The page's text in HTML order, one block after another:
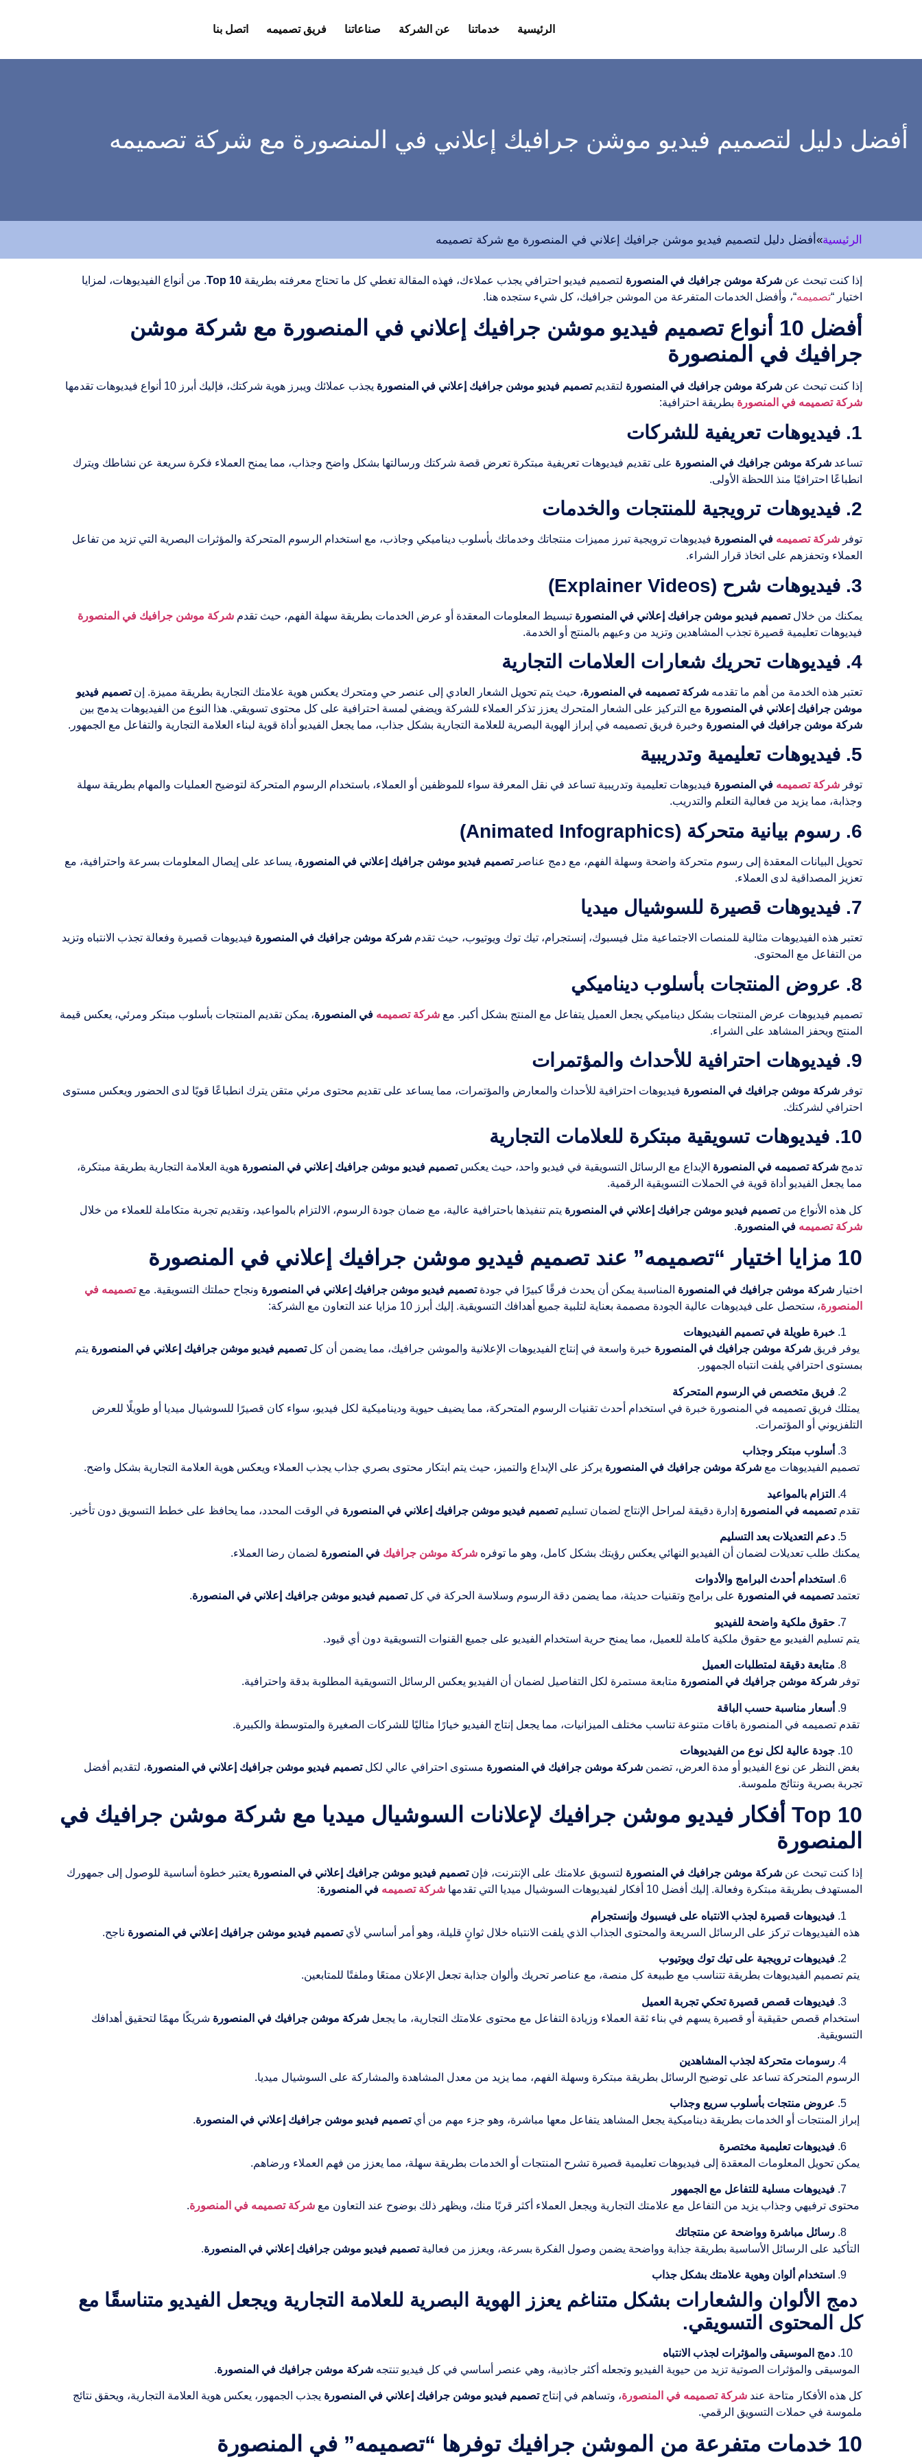
الرئيسية خدماتنا عن الشركة صناعاتنا فريق تصميمه اتصل بنا
أفضل دليل لتصميم فيديو موشن جرافيك إعلاني في المنصورة مع شركة تصميمه
الرئيسية» أفضل دليل لتصميم فيديو موشن جرافيك إعلاني في المنصورة مع شركة تصميمه
إذا كنت تبحث عن شركة موشن جرافيك في المنصورة لتصميم فيديو احترافي يجذب عملاءك، فهذه المقالة تغطي كل ما تحتاج معرفته بطريقة Top 10. من أنواع الفيديوهات، لمزايا
اختيار “تصميمه“، وأفضل الخدمات المتفرعة من الموشن جرافيك، كل شيء ستجده هنا.
أفضل 10 أنواع تصميم فيديو موشن جرافيك إعلاني في المنصورة مع شركة موشن
جرافيك في المنصورة
إذا كنت تبحث عن شركة موشن جرافيك في المنصورة لتقديمتصميم فيديو موشن جرافيك إعلاني في المنصورة يجذب عملائك ويبرز هوية شركتك، فإليك أبرز 10 أنواع فيديوهات تقدمها
شركة تصميمه في المنصورة بطريقة احترافية:
1. فيديوهات تعريفية للشركات
تساعد شركة موشن جرافيك في المنصورة على تقديم فيديوهات تعريفية مبتكرة تعرض قصة شركتك ورسالتها بشكل واضح وجذاب، مما يمنح العملاء فكرة سريعة عن نشاطك ويترك
انطباعًا احترافيًا منذ اللحظة الأولى.
2. فيديوهات ترويجية للمنتجات والخدمات
توفر شركة تصميمه في المنصورة فيديوهات ترويجية تبرز مميزات منتجاتك وخدماتك بأسلوب ديناميكي وجاذب، مع استخدام الرسوم المتحركة والمؤثرات البصرية التي تزيد من تفاعل
العملاء وتحفزهم على اتخاذ قرار الشراء.
3. فيديوهات شرح (Explainer Videos)
يمكنك من خلالتصميم فيديو موشن جرافيك إعلاني في المنصورة تبسيط المعلومات المعقدة أو عرض الخدمات بطريقة سهلة الفهم، حيث تقدم شركة موشن جرافيك في المنصورة
فيديوهات تعليمية قصيرة تجذب المشاهدين وتزيد من وعيهم بالمنتج أو الخدمة.
4. فيديوهات تحريك شعارات العلامات التجارية
تعتبر هذه الخدمة من أهم ما تقدمه شركة تصميمه في المنصورة، حيث يتم تحويل الشعار العادي إلى عنصر حي ومتحرك يعكس هوية علامتك التجارية بطريقة مميزة. إنتصميم فيديو
موشن جرافيك إعلاني في المنصورة مع التركيز على الشعار المتحرك يعزز تذكر العملاء للشركة ويضفي لمسة احترافية على كل محتوى تسويقي. هذا النوع من الفيديوهات يدمج بين
شركة موشن جرافيك في المنصورة وخبرة فريق تصميمه في إبراز الهوية البصرية للعلامة التجارية بشكل جذاب، مما يجعل الفيديو أداة قوية لبناء العلامة التجارية والتفاعل مع الجمهور.
5. فيديوهات تعليمية وتدريبية
توفر شركة تصميمه في المنصورة فيديوهات تعليمية وتدريبية تساعد في نقل المعرفة سواء للموظفين أو العملاء، باستخدام الرسوم المتحركة لتوضيح العمليات والمهام بطريقة سهلة
وجذابة، مما يزيد من فعالية التعلم والتدريب.
6. رسوم بيانية متحركة (Animated Infographics)
تحويل البيانات المعقدة إلى رسوم متحركة واضحة وسهلة الفهم، مع دمج عناصرتصميم فيديو موشن جرافيك إعلاني في المنصورة، يساعد على إيصال المعلومات بسرعة واحترافية، مع
تعزيز المصداقية لدى العملاء.
7. فيديوهات قصيرة للسوشيال ميديا
تعتبر هذه الفيديوهات مثالية للمنصات الاجتماعية مثل فيسبوك، إنستجرام، تيك توك ويوتيوب، حيث تقدم شركة موشن جرافيك في المنصورة فيديوهات قصيرة وفعالة تجذب الانتباه وتزيد
من التفاعل مع المحتوى.
8. عروض المنتجات بأسلوب ديناميكي
تصميم فيديوهات عرض المنتجات بشكل ديناميكي يجعل العميل يتفاعل مع المنتج بشكل أكبر. مع شركة تصميمه في المنصورة، يمكن تقديم المنتجات بأسلوب مبتكر ومرئي، يعكس قيمة
المنتج ويحفز المشاهد على الشراء.
9. فيديوهات احترافية للأحداث والمؤتمرات
توفر شركة موشن جرافيك في المنصورة فيديوهات احترافية للأحداث والمعارض والمؤتمرات، مما يساعد على تقديم محتوى مرئي متقن يترك انطباعًا قويًا لدى الحضور ويعكس مستوى
احترافي لشركتك.
10. فيديوهات تسويقية مبتكرة للعلامات التجارية
تدمج شركة تصميمه في المنصورة الإبداع مع الرسائل التسويقية في فيديو واحد، حيث يعكستصميم فيديو موشن جرافيك إعلاني في المنصورة هوية العلامة التجارية بطريقة مبتكرة،
مما يجعل الفيديو أداة قوية في الحملات التسويقية الرقمية.
كل هذه الأنواع منتصميم فيديو موشن جرافيك إعلاني في المنصورة يتم تنفيذها باحترافية عالية، مع ضمان جودة الرسوم، الالتزام بالمواعيد، وتقديم تجربة متكاملة للعملاء من خلال
شركة تصميمه في المنصورة.
10 مزايا اختيار “تصميمه” عند تصميم فيديو موشن جرافيك إعلاني في المنصورة
اختيار شركة موشن جرافيك في المنصورة المناسبة يمكن أن يحدث فرقًا كبيرًا في جودةتصميم فيديو موشن جرافيك إعلاني في المنصورة ونجاح حملتك التسويقية. معتصميمه في
المنصورة، ستحصل على فيديوهات عالية الجودة مصممة بعناية لتلبية جميع أهدافك التسويقية. إليك أبرز 10 مزايا عند التعاون مع الشركة:
خبرة طويلة في تصميم الفيديوهات
يوفر فريق شركة موشن جرافيك في المنصورة خبرة واسعة في إنتاج الفيديوهات الإعلانية والموشن جرافيك، مما يضمن أن كلتصميم فيديو موشن جرافيك إعلاني في المنصورة يتم
بمستوى احترافي يلفت انتباه الجمهور.
فريق متخصص في الرسوم المتحركة
يمتلك فريق تصميمه في المنصورة خبرة في استخدام أحدث تقنيات الرسوم المتحركة، مما يضيف حيوية وديناميكية لكل فيديو، سواء كان قصيرًا للسوشيال ميديا أو طويلًا للعرض
التلفزيوني أو المؤتمرات.
أسلوب مبتكر وجذاب
تصميم الفيديوهات مع شركة موشن جرافيك في المنصورة يركز على الإبداع والتميز، حيث يتم ابتكار محتوى بصري جذاب يجذب العملاء ويعكس هوية العلامة التجارية بشكل واضح.
التزام بالمواعيد
تقدمتصميمه في المنصورة إدارة دقيقة لمراحل الإنتاج لضمان تسليمتصميم فيديو موشن جرافيك إعلاني في المنصورة في الوقت المحدد، مما يحافظ على خطط التسويق دون تأخير.
دعم التعديلات بعد التسليم
يمكنك طلب تعديلات لضمان أن الفيديو النهائي يعكس رؤيتك بشكل كامل، وهو ما توفره شركة موشن جرافيك في المنصورة لضمان رضا العملاء.
استخدام أحدث البرامج والأدوات
تعتمدتصميمه في المنصورة على برامج وتقنيات حديثة، مما يضمن دقة الرسوم وسلاسة الحركة في كلتصميم فيديو موشن جرافيك إعلاني في المنصورة.
حقوق ملكية واضحة للفيديو
يتم تسليم الفيديو مع حقوق ملكية كاملة للعميل، مما يمنح حرية استخدام الفيديو على جميع القنوات التسويقية دون أي قيود.
متابعة دقيقة لمتطلبات العميل
توفر شركة موشن جرافيك في المنصورة متابعة مستمرة لكل التفاصيل لضمان أن الفيديو يعكس الرسائل التسويقية المطلوبة بدقة واحترافية.
أسعار مناسبة حسب الباقة
تقدم تصميمه في المنصورة باقات متنوعة تناسب مختلف الميزانيات، مما يجعل إنتاج الفيديو خيارًا مثاليًا للشركات الصغيرة والمتوسطة والكبيرة.
جودة عالية لكل نوع من الفيديوهات
بغض النظر عن نوع الفيديو أو مدة العرض، تضمن شركة موشن جرافيك في المنصورة مستوى احترافي عالي لكلتصميم فيديو موشن جرافيك إعلاني في المنصورة، لتقديم أفضل
تجربة بصرية ونتائج ملموسة.
Top 10 أفكار فيديو موشن جرافيك لإعلانات السوشيال ميديا مع شركة موشن جرافيك في
المنصورة
إذا كنت تبحث عن شركة موشن جرافيك في المنصورة لتسويق علامتك على الإنترنت، فإنتصميم فيديو موشن جرافيك إعلاني في المنصورة يعتبر خطوة أساسية للوصول إلى جمهورك
المستهدف بطريقة مبتكرة وفعالة. إليك أفضل 10 أفكار لفيديوهات السوشيال ميديا التي تقدمها
شركة تصميمه في المنصورة:
فيديوهات قصيرة لجذب الانتباه على فيسبوك وإنستجرام
هذه الفيديوهات تركز على الرسائل السريعة والمحتوى الجذاب الذي يلفت الانتباه خلال ثوانٍ قليلة، وهو أمر أساسي لأيتصميم فيديو موشن جرافيك إعلاني في المنصورة ناجح.
فيديوهات ترويجية على تيك توك ويوتيوب
يتم تصميم الفيديوهات بطريقة تتناسب مع طبيعة كل منصة، مع عناصر تحريك وألوان جذابة تجعل الإعلان ممتعًا وملفتًا للمتابعين.
فيديوهات قصص قصيرة تحكي تجربة العميل
استخدام قصص حقيقية أو قصيرة يسهم في بناء ثقة العملاء وزيادة التفاعل مع محتوى علامتك التجارية، ما يجعل شركة موشن جرافيك في المنصورة شريكًا مهمًا لتحقيق أهدافك
التسويقية.
رسومات متحركة لجذب المشاهدين
الرسوم المتحركة تساعد على توضيح الرسائل بطريقة مبتكرة وسهلة الفهم، مما يزيد من معدل المشاهدة والمشاركة على السوشيال ميديا.
عروض منتجات بأسلوب سريع وجذاب
إبراز المنتجات أو الخدمات بطريقة ديناميكية يجعل المشاهد يتفاعل معها مباشرة، وهو جزء مهم من أيتصميم فيديو موشن جرافيك إعلاني في المنصورة.
فيديوهات تعليمية مختصرة
يمكن تحويل المعلومات المعقدة إلى فيديوهات تعليمية قصيرة تشرح المنتجات أو الخدمات بطريقة سهلة، مما يعزز من فهم العملاء ورضاهم.
فيديوهات مسلية للتفاعل مع الجمهور
محتوى ترفيهي وجذاب يزيد من التفاعل مع علامتك التجارية ويجعل العملاء أكثر قربًا منك، ويظهر ذلك بوضوح عند التعاون مع شركة تصميمه في المنصورة.
رسائل مباشرة وواضحة عن منتجاتك
التأكيد على الرسائل الأساسية بطريقة جذابة وواضحة يضمن وصول الفكرة بسرعة، ويعزز من فعاليةتصميم فيديو موشن جرافيك إعلاني في المنصورة.
استخدام ألوان وهوية علامتك بشكل جذاب
دمج الألوان والشعارات بشكل متناغم يعزز الهوية البصرية للعلامة التجارية ويجعل الفيديو متناسقًا مع
كل المحتوى التسويقي.
دمج الموسيقى والمؤثرات لجذب الانتباه
الموسيقى والمؤثرات الصوتية تزيد من حيوية الفيديو وتجعله أكثر جاذبية، وهي عنصر أساسي في كل فيديو تنتجه شركة موشن جرافيك في المنصورة.
كل هذه الأفكار متاحة عند شركة تصميمه في المنصورة، وتساهم في إنتاجتصميم فيديو موشن جرافيك إعلاني في المنصورة يجذب الجمهور، يعكس هوية العلامة التجارية، ويحقق نتائج
ملموسة في حملات التسويق الرقمي.
10 خدمات متفرعة من الموشن جرافيك توفرها “تصميمه” في المنصورة